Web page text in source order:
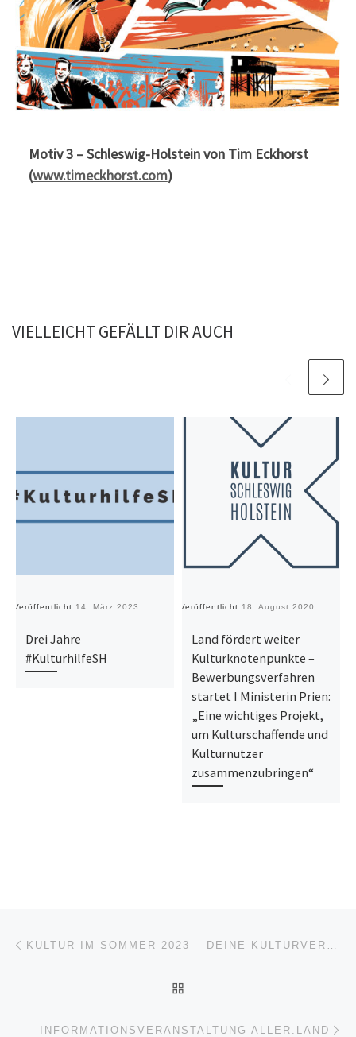
Motiv 3 – Schleswig-Holstein von Tim Eckhorst
(www.timeckhorst.com)
VIELLEICHT GEFÄLLT DIR AUCH
Veröffentlicht 14. März 2023
Drei Jahre
#KulturhilfeSH
Veröffentlicht 18. August 2020
Land fördert weiter
Kulturknotenpunkte –
Bewerbungsverfahren
startet I Ministerin Prien:
„Eine wichtiges Projekt,
um Kulturschaffende und
Kulturnutzer
zusammenzubringen“
Beitragsnavigation
INFORMATIONSVERANSTALTUNG ALLER.LAND